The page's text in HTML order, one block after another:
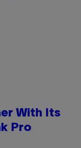
With Its
Pro